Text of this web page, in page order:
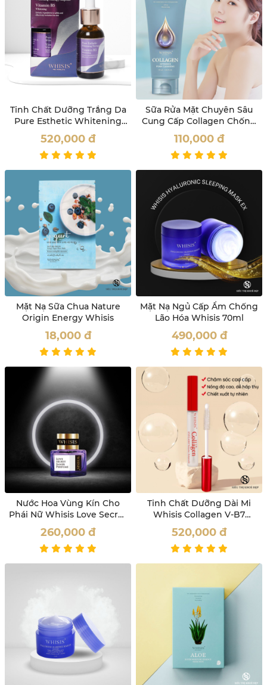
Tinh Chất Dưỡng Trắng Da
Pure Esthetic Whitening
Therapy Ampoule Whisis
520,000 đ
Sữa Rửa Mặt Chuyên Sâu
Cung Cấp Collagen Chống
Lão Hóa Da Whisis
110,000 đ
Mặt Nạ Sữa Chua Nature
Origin Energy Whisis
18,000 đ
Mặt Nạ Ngủ Cấp Ẩm Chống
Lão Hóa Whisis 70ml
490,000 đ
Nước Hoa Vùng Kín Cho
Phái Nữ Whisis Love Secret
Inner Perfume
260,000 đ
Tinh Chất Dưỡng Dài Mi
Whisis Collagen V-B7
Eyelash Volume Ampoule
520,000 đ